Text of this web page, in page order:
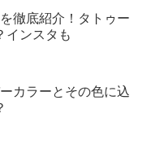
徹底紹介！タトゥー
インスタも
カラーとその色に込